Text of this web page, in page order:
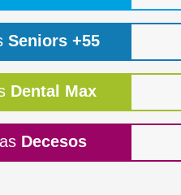
Seniors +55
Dental Max
Decesos